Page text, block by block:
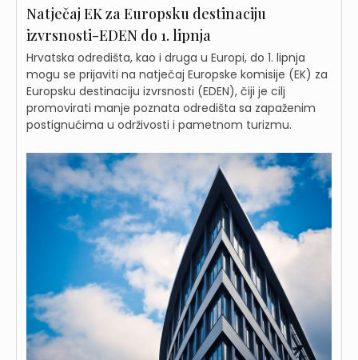
Natječaj EK za Europsku destinaciju
izvrsnosti-EDEN do 1. lipnja
Hrvatska odredišta, kao i druga u Europi, do 1. lipnja
mogu se prijaviti na natječaj Europske komisije (EK) za
Europsku destinaciju izvrsnosti (EDEN), čiji je cilj
promovirati manje poznata odredišta sa zapaženim
postignućima u održivosti i pametnom turizmu.